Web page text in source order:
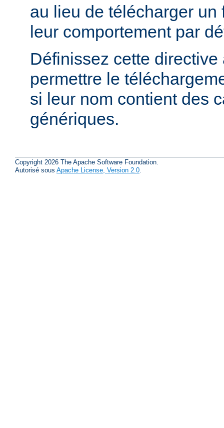
au lieu de télécharger un
leur comportement par
Définissez cette directive
permettre le
si leur nom contient des
génériques.
Copyright 2026 The Apache Software Foundation.
Autorisé sous Apache License, Version 2.0.